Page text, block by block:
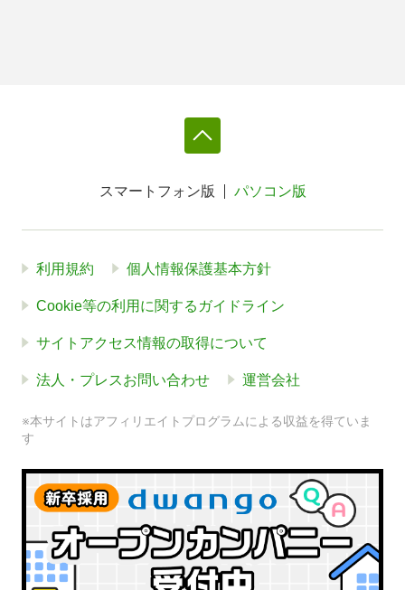
スマートフォン版 パソコン版
利用規約 個人情報保護基本方針
Cookie等の利用に関するガイドライン
サイトアクセス情報の取得について
法人・プレスお問い合わせ 運営会社
※本サイトはアフィリエイトプログラムによる収益を得ていま
す